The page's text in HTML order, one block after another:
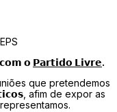
𝗰𝗼𝗺 𝗼 𝗣𝗮𝗿𝘁𝗶𝗱𝗼 𝗟𝗶𝘃𝗿𝗲.
que pretendemos
, afim de expor as